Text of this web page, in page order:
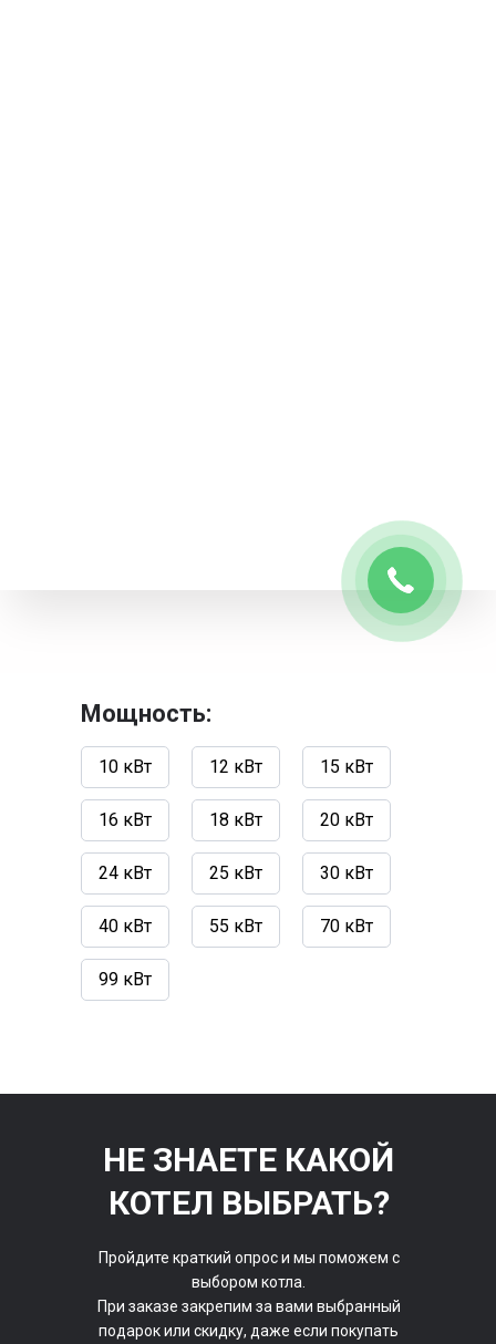
Мощность:
99 кВт
70 кВт
55 кВт
40 кВт
30 кВт
10 кВт 12 кВт 15 кВт
16 кВт 18 кВт 20 кВт
24 кВт 25 кВт
НЕ ЗНАЕТЕ КАКОЙ
КОТЕЛ ВЫБРАТЬ?
Пройдите краткий опрос и мы поможем с
выбором котла.
При заказе закрепим за вами выбранный
подарок или скидку, даже если покупать